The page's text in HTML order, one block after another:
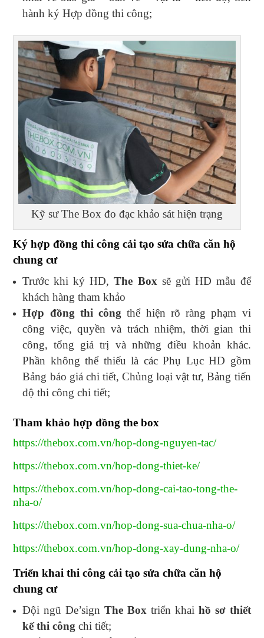
hành ký Hợp đồng thi công;
Kỹ sư The Box đo đạc khảo sát hiện trạng
Ký hợp đồng thi công cải tạo sửa chữa căn hộ
chung cư
Trước khi ký HD,The Box sẽ gửi HD mẫu để
khách hàng tham khảo
Hợp đồng thi công thể hiện rõ ràng phạm vi
công việc, quyền và trách nhiệm, thời gian thi
công, tổng giá trị và những điều khoản khác.
Phần không thể thiếu là các Phụ Lục HD gồm
Bảng báo giá chi tiết, Chủng loại vật tư, Bảng tiến
độ thi công chi tiết;
Tham khảo hợp đồng the box
https://thebox.com.vn/hop-dong-nguyen-tac/
https://thebox.com.vn/hop-dong-thiet-ke/
https://thebox.com.vn/hop-dong-cai-tao-tong-the-
nha-o/
https://thebox.com.vn/hop-dong-sua-chua-nha-o/
https://thebox.com.vn/hop-dong-xay-dung-nha-o/
Triển khai thi công cải tạo sửa chữa căn hộ
chung cư
Đội ngũ De’signThe Box triển khai hồ sơ thiết
kế thi côngchi tiết;